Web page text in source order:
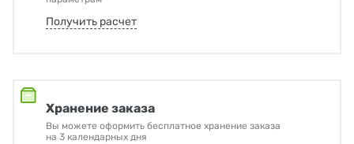
Получить расчет
Хранение заказа
Вы можете оформить бесплатное хранение заказа
на 3 календарных дня